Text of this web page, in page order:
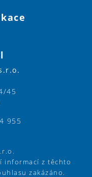
45
955
informací z těchto
zakázáno.